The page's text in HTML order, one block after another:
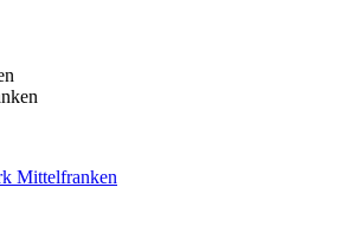
Mittelfranken